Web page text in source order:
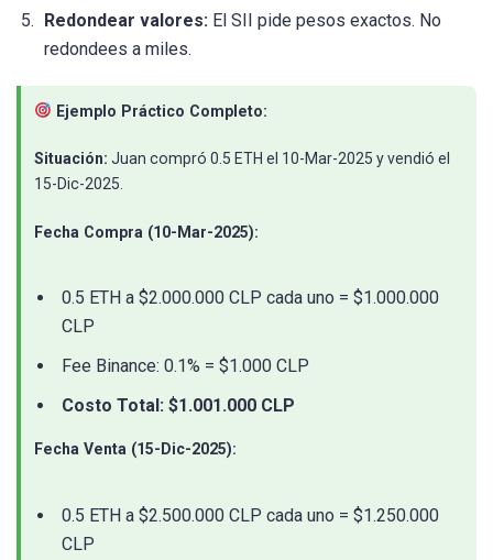
Redondear valores: El SII pide pesos exactos. No
redondees a miles.
Ejemplo Práctico Completo:
Situación: Juan compró 0.5 ETH el 10-Mar-2025 y vendió el
15-Dic-2025.
Fecha Compra (10-Mar-2025):
0.5 ETH a $2.000.000 CLP cada uno = $1.000.000
CLP
Fee Binance: 0.1% = $1.000 CLP
Costo Total: $1.001.000 CLP
Fecha Venta (15-Dic-2025):
0.5 ETH a $2.500.000 CLP cada uno = $1.250.000
CLP